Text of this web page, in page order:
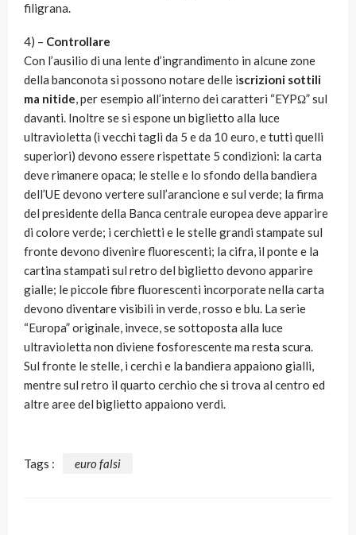
filigrana.
4) – Controllare
Con l’ausilio di una lente d’ingrandimento in alcune zone
della banconota si possono notare delle iscrizioni sottili
ma nitide, per esempio all’interno dei caratteri “EYPΩ” sul
davanti. Inoltre se si espone un biglietto alla luce
ultravioletta (i vecchi tagli da 5 e da 10 euro, e tutti quelli
superiori) devono essere rispettate 5 condizioni: la carta
deve rimanere opaca; le stelle e lo sfondo della bandiera
dell’UE devono vertere sull’arancione e sul verde; la firma
del presidente della Banca centrale europea deve apparire
di colore verde; i cerchietti e le stelle grandi stampate sul
fronte devono divenire fluorescenti; la cifra, il ponte e la
cartina stampati sul retro del biglietto devono apparire
gialle; le piccole fibre fluorescenti incorporate nella carta
devono diventare visibili in verde, rosso e blu. La serie
“Europa” originale, invece, se sottoposta alla luce
ultravioletta non diviene fosforescente ma resta scura.
Sul fronte le stelle, i cerchi e la bandiera appaiono gialli,
mentre sul retro il quarto cerchio che si trova al centro ed
altre aree del biglietto appaiono verdi.
Tags : euro falsi